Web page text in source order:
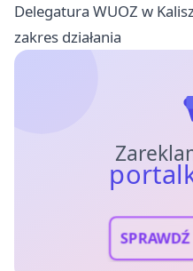
Delegatura WUOZ w
zakres działania